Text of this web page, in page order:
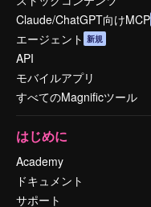
Claude/ChatGPT向けMCP
エージェント 新規
API
モバイルアプリ
すべてのMagnificツール
はじめに
Academy
ドキュメント
サポート